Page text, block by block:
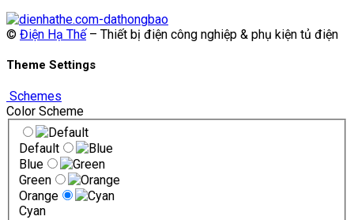
© Điện Hạ Thế– Thiết bị điện công nghiệp & phụ kiện tủ điện
Theme Settings
Schemes
Color Scheme
Default
Blue
Green
Orange
Cyan